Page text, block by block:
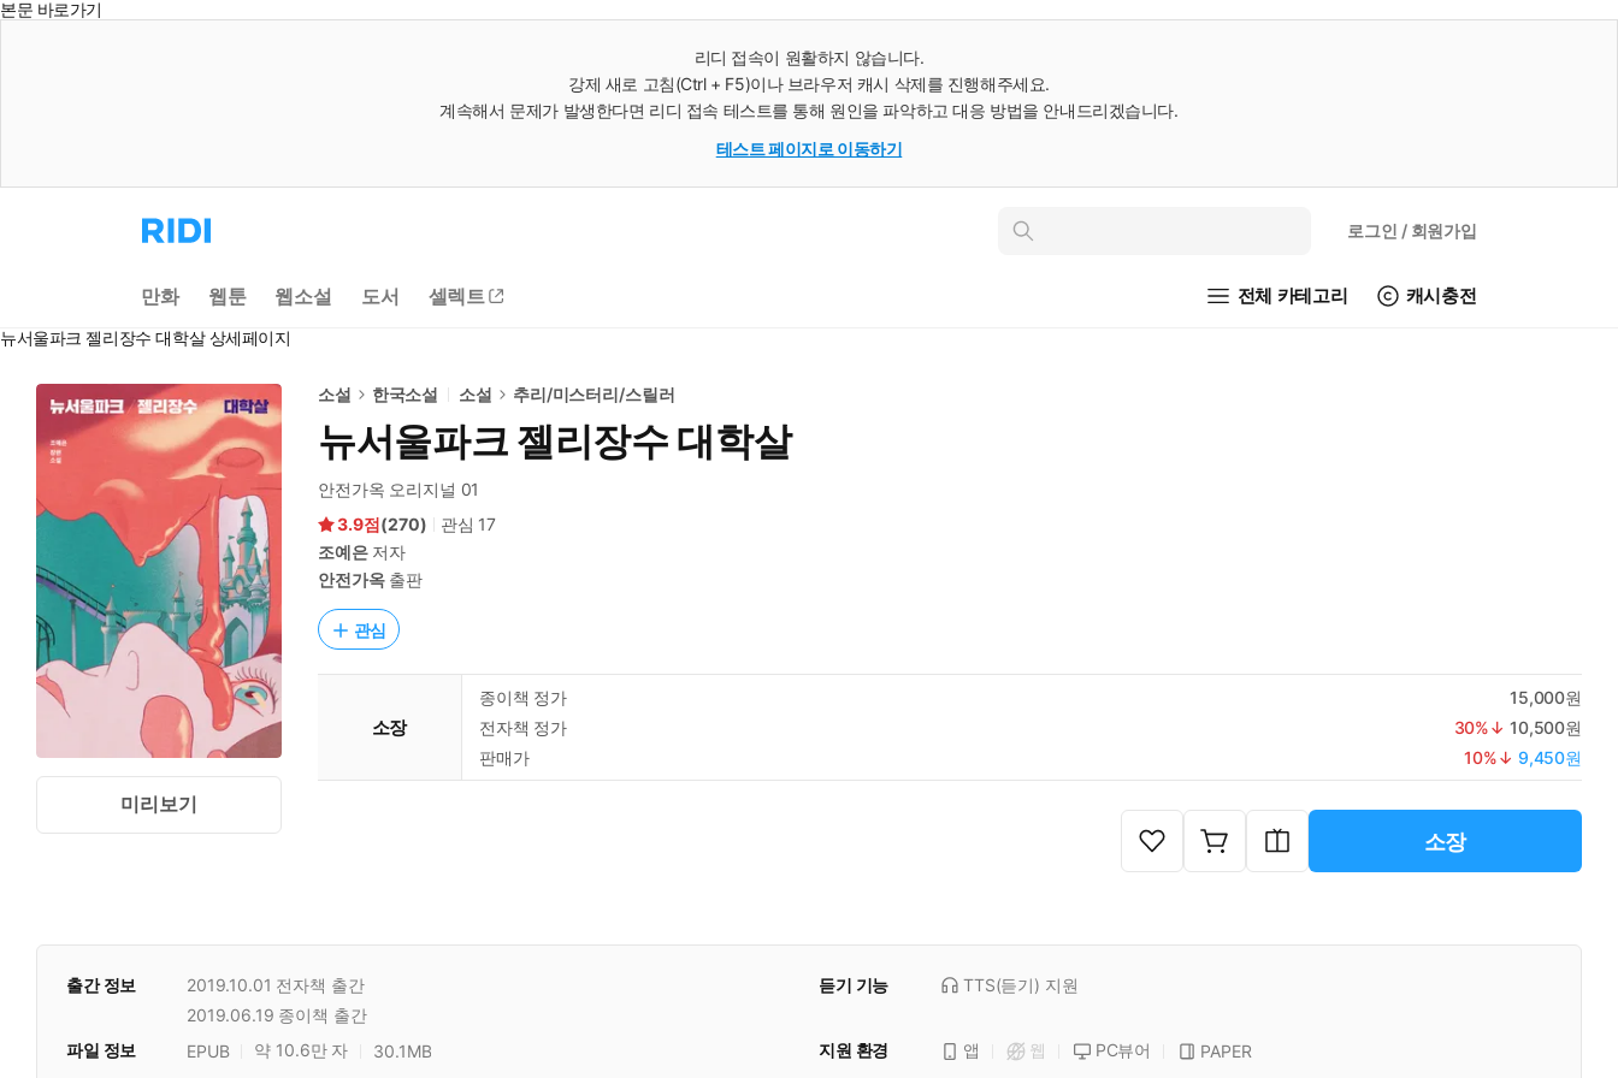
본문 바로가기
리디 접속이 원활하지 않습니다.
강제 새로 고침(Ctrl + F5)이나 브라우저 캐시 삭제를 진행해주세요.
계속해서 문제가 발생한다면 리디 접속 테스트를 통해 원인을 파악하고 대응 방법을 안내드리겠습니다.
테스트 페이지로 이동하기
리
디
으
로
동
인
로그인 / 회원가입
만화 웹툰 웹소설 도서 셀렉트 전체 카테고리 캐시충전
뉴서울파크 젤리장수 대학살 상세페이지
미리보기
소설 한국소설 소설 추리/미스터리/스릴러
뉴서울파크 젤리장수 대학살
안전가옥 오리지널 01
3.9
(270) 관심 17
조예은저자
안전가옥출판
관심
소장
종이책 정가
15,000원
전자책 정가
30%↓ 10,500원
판매가
10%↓ 9,450원
소장
출간 정보 2019.10.01 전자책 출간
2019.06.19 종이책 출간
듣기 기능 TTS(듣기) 지원
파일 정보 EPUB 약 10.6만 자 30.1MB 지원 환경 앱 웹 PC뷰어
PAPER